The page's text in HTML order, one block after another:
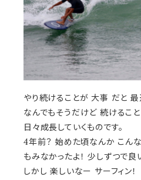
やり続けることが 大事 だと 最
なんでもそうだけど 続けること
日々成長していくものです。
4年前？ 始めた頃なんか こん
もみなかったよ！ 少しずつで良
しかし 楽しいなー サーフィン！